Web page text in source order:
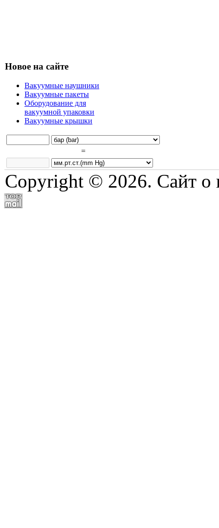
Новое на сайте
Вакуумные наушники
Вакуумные пакеты
Оборудование для
вакуумной упаковки
Вакуумные крышки
=
Copyright © 2026. Сайт о